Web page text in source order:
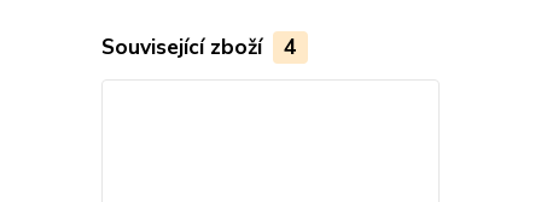
Související zboží 4